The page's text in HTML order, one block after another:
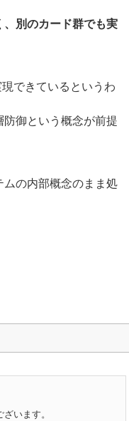
別のカード群でも実
できているというわ
防御という概念が前提
ムの内部概念のまま処
います。